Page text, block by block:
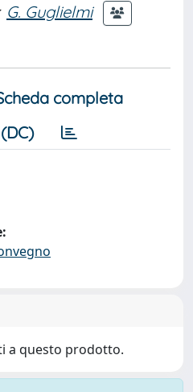
G. Guglielmi
completa
a questo prodotto.